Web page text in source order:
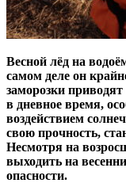
Весной лёд на
самом деле он
заморозки
в дневное время,
воздействием
свою прочность,
Несмотря на
выходить на
опасности.